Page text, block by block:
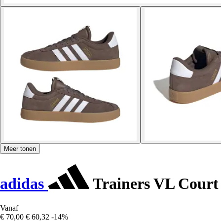
Meer tonen
adidas Trainers VL Court
Vanaf
€ 70,00 € 60,32 -14%